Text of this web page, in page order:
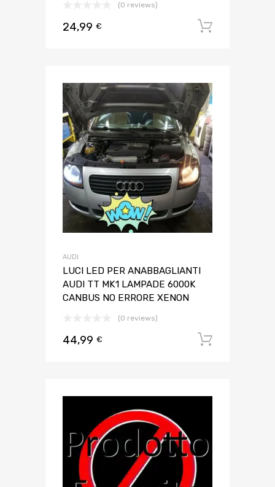
(0 reviews)
24,99 €
AUDI
LUCI LED PER ANABBAGLIANTI
AUDI TT MK1 LAMPADE 6000K
CANBUS NO ERRORE XENON
(0 reviews)
44,99 €